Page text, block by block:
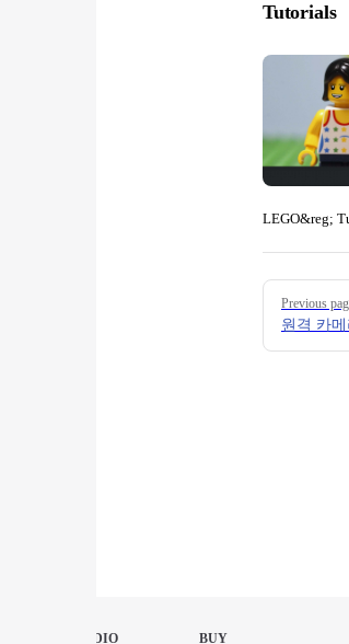
Tutorials
LEGO&reg;
Pager
Previous
원격 카
MOTION STUDIO BUY